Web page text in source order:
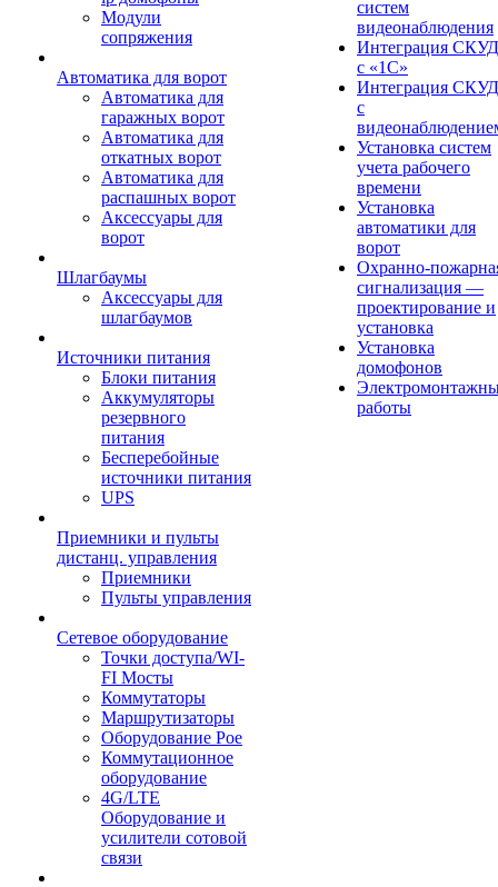
Модули
сопряжения
Автоматика для ворот
Автоматика для
гаражных ворот
Автоматика для
откатных ворот
Автоматика для
распашных ворот
Аксессуары для
ворот
Шлагбаумы
Аксессуары для
шлагбаумов
Источники питания
Блоки питания
Аккумуляторы
резервного
питания
Бесперебойные
источники питания
UPS
Приемники и пульты
дистанц. управления
Приемники
Пульты управления
Сетевое оборудование
Точки доступа/WI-
FI Мосты
Коммутаторы
Маршрутизаторы
Оборудование Poe
Коммутационное
оборудование
4G/LTE
Оборудование и
усилители сотовой
связи
систем
видеонаблюдения
Интеграция СКУД
с «1С»
Интеграция СКУД
с
Установка систем
учета рабочего
времени
Установка
автоматики для
ворот
Охранно-
сигнализация —
проектирование и
установка
Установка
домофонов
работы